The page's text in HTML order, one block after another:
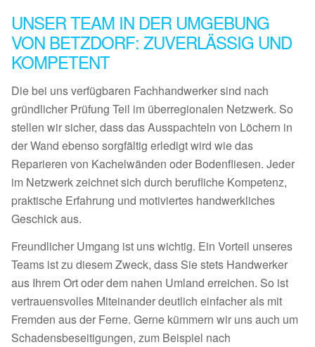
UNSER TEAM IN DER UMGEBUNG
VON BETZDORF: ZUVERLÄSSIG UND
KOMPETENT
Die bei uns verfügbaren Fachhandwerker sind nach
gründlicher Prüfung Teil im überregionalen Netzwerk. So
stellen wir sicher, dass das Ausspachteln von Löchern in
der Wand ebenso sorgfältig erledigt wird wie das
Reparieren von Kachelwänden oder Bodenfliesen. Jeder
im Netzwerk zeichnet sich durch berufliche Kompetenz,
praktische Erfahrung und motiviertes handwerkliches
Geschick aus.
Freundlicher Umgang ist uns wichtig. Ein Vorteil unseres
Teams ist zu diesem Zweck, dass Sie stets Handwerker
aus Ihrem Ort oder dem nahen Umland erreichen. So ist
vertrauensvolles Miteinander deutlich einfacher als mit
Fremden aus der Ferne. Gerne kümmern wir uns auch um
Schadensbeseitigungen, zum Beispiel nach